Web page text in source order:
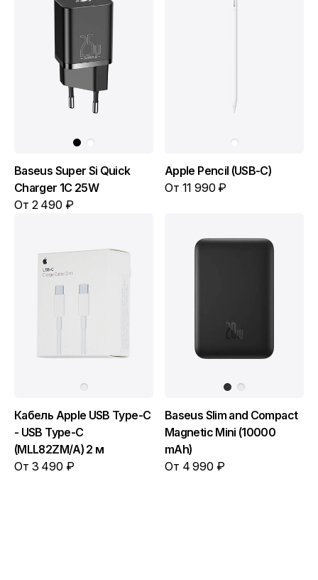
Baseus Super Si Quick
Charger 1C 25W
От 2 490 ₽
Apple Pencil (USB-C)
От 11 990 ₽
Кабель Apple USB Type-C
- USB Type-C
(MLL82ZM/A) 2 м
От 3 490 ₽
Baseus Slim and Compact
Magnetic Mini (10000
mAh)
От 4 990 ₽